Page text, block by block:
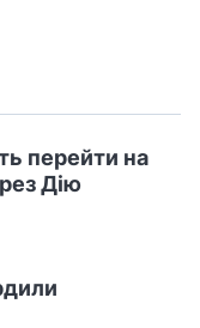
перейти на
Дію